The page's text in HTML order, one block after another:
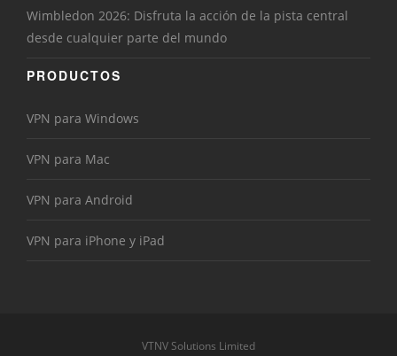
Wimbledon 2026: Disfruta la acción de la pista central
desde cualquier parte del mundo
PRODUCTOS
VPN para Windows
VPN para Mac
VPN para Android
VPN para iPhone y iPad
VTNV Solutions Limited